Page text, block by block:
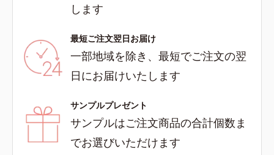
します
最短ご注文翌日お届け
一部地域を除き、最短でご注文の翌
日にお届けいたします
サンプルプレゼント
サンプルはご注文商品の合計個数ま
でお選びいただけます